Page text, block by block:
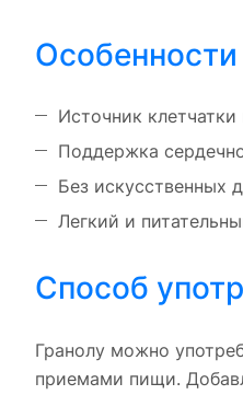
Особенности
Источник
Поддержка
Без искусственных
Легкий и
Способ
Гранолу можно
приемами пищи.